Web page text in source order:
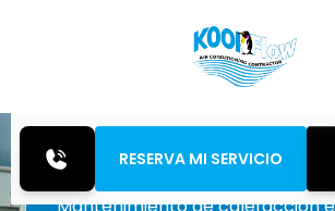
RESERVA MI SERVICIO
Mantenimiento de calefacción